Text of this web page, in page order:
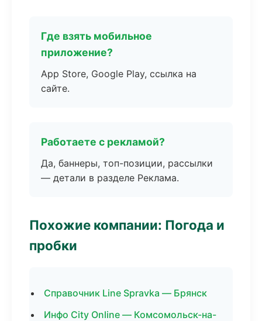
Где взять мобильное
приложение?
App Store, Google Play, ссылка на
сайте.
Работаете с рекламой?
Да, баннеры, топ-позиции, рассылки
— детали в разделе Реклама.
Похожие компании: Погода и
пробки
Справочник Line Spravka — Брянск
Инфо City Online — Комсомольск-на-